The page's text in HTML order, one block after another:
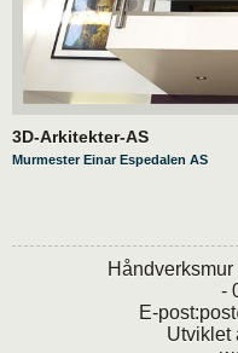
3D-Arkitekter-AS
Murmester Einar Espedalen AS
-
E-post:
Utviklet